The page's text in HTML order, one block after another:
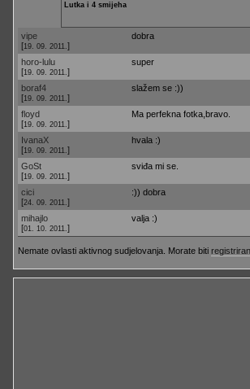
Lutka i 4 smijeha
vipe
[19. 09. 2011. ]
dobra
horo-lulu
[19. 09. 2011. ]
super
boraf4
[19. 09. 2011. ]
slažem se :))
floyd
[19. 09. 2011. ]
Ma perfekna fotka,bravo.
IvanaX
[19. 09. 2011. ]
hvala :)
GoSt
[19. 09. 2011. ]
sviđa mi se.
cici
[24. 09. 2011. ]
:)) dobra
mihajlo
[01. 10. 2011. ]
valja :)
Nemate ovlasti aktivnog sudjelovanja. Morate biti